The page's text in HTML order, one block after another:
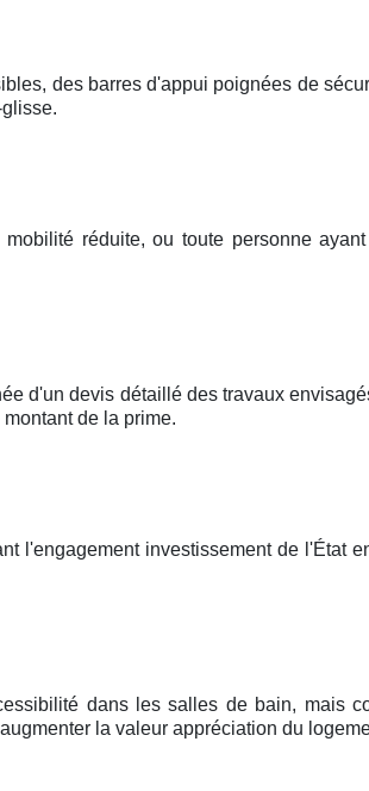
des barres d'appui poignées de
réduite, ou toute personne
d'un devis détaillé des travaux
de la prime.
l'engagement investissement de l'État
dans les salles de bain, mais
la valeur appréciation du